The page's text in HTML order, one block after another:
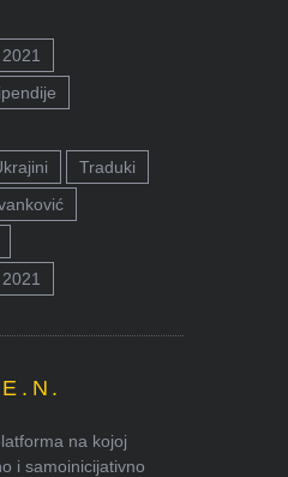
Traduki
na kojoj
i samoinicijativno